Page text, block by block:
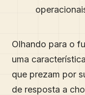
Olhando para o
uma
que prezam por
de resposta a